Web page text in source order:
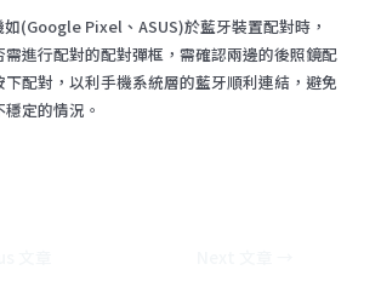
(Google Pixel、ASUS)於藍牙裝置配對時，
進行配對的配對彈框，需確認兩邊的後照鏡配
配對，以利手機系統層的藍牙順利連結，避免
定的情況。